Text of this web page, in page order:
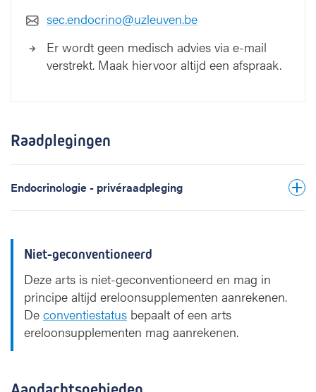
sec.endocrino@uzleuven.be
Er wordt geen medisch advies via e-mail
verstrekt. Maak hiervoor altijd een afspraak.
Raadplegingen
Endocrinologie - privéraadpleging
Niet-geconventioneerd
Deze arts is niet-geconventioneerd en mag in
principe altijd ereloonsupplementen aanrekenen.
De conventiestatus bepaalt of een arts
ereloonsupplementen mag aanrekenen.